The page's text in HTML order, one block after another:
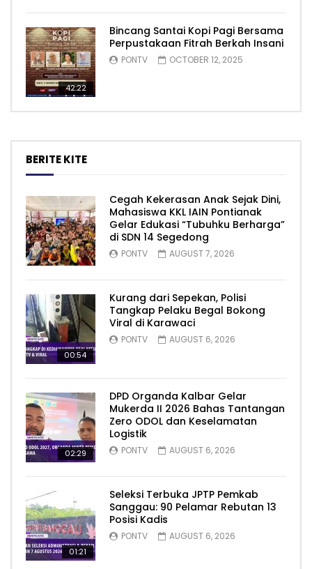
42:22
Bincang Santai Kopi Pagi Bersama
Perpustakaan Fitrah Berkah Insani
PONTV OCTOBER 12, 2025
BERITE KITE
Cegah Kekerasan Anak Sejak Dini,
Mahasiswa KKL IAIN Pontianak
Gelar Edukasi “Tubuhku Berharga”
di SDN 14 Segedong
PONTV AUGUST 7, 2026
00:54
Kurang dari Sepekan, Polisi
Tangkap Pelaku Begal Bokong
Viral di Karawaci
PONTV AUGUST 6, 2026
02:29
DPD Organda Kalbar Gelar
Mukerda II 2026 Bahas Tantangan
Zero ODOL dan Keselamatan
Logistik
PONTV AUGUST 6, 2026
01:21
Seleksi Terbuka JPTP Pemkab
Sanggau: 90 Pelamar Rebutan 13
Posisi Kadis
PONTV AUGUST 6, 2026